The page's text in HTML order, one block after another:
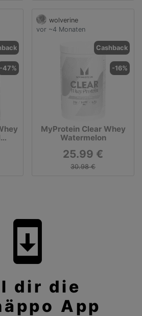
-47%
wolverine
vor ~4 Monaten
Cashback
-16%
MyProtein Clear Whey
Watermelon
25.99 €
30.98 €
system_update
dir die
App